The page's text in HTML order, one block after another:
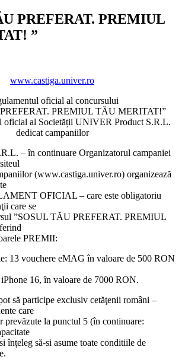
PREFERAT. PREMIUL
”
www.castiga.univer.ro
oficial al concursului
PREMIUL TĂU MERITAT!”
oficial al Societății UNIVER Product S.R.L.
dedicat campaniilor
– în continuare Organizatorul campaniei
(www.castiga.univer.ro) organizează
OFICIAL – care este obligatoriu
care se
”SOSUL TĂU PREFERAT. PREMIUL
PREMII:
13 vouchere eMAG în valoare de 500 RON
16, în valoare de 7000 RON.
să participe exclusiv cetăţenii români –
care
prevăzute la punctul 5 (în continuare:
înțeleg să-si asume toate conditiile de